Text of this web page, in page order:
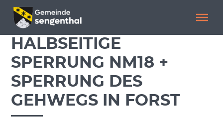
Menü überspringen
Menü überspringen
HALBSEITIGE
SPERRUNG NM18 +
SPERRUNG DES
GEHWEGS IN FORST